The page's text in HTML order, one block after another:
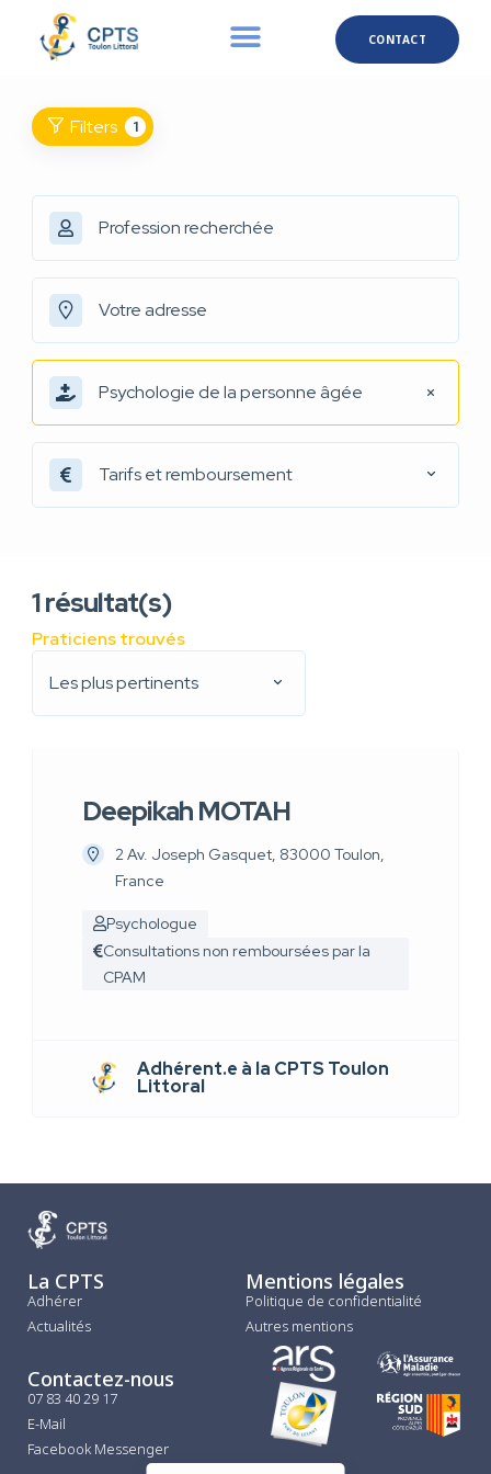
CONTACT
Filters 1
Psychologie de la personne âgée
Tarifs et remboursement
1résultat(s)
Praticiens trouvés
Les plus pertinents
Deepikah MOTAH
2 Av. Joseph Gasquet, 83000 Toulon,
France
Psychologue
Consultations non remboursées par la
CPAM
Adhérent.e à la CPTS Toulon
Littoral
La CPTS
Adhérer
Actualités
Mentions légales
Politique de confidentialité
Autres mentions
Contactez-nous
07 83 40 29 17
E-Mail
Facebook Messenger